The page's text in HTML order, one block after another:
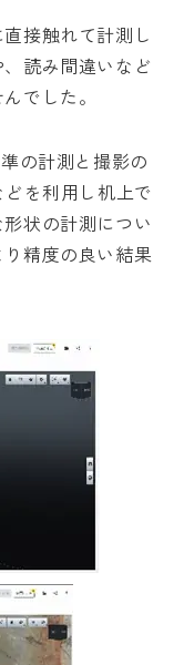
資料請求
休日:土日祝
5201
休日:土日祝
ぐ、
。
報
シー
接触れて計測し
読み間違いなど
でした。
の計測と撮影の
を利用し机上で
状の計測につい
精度の良い結果